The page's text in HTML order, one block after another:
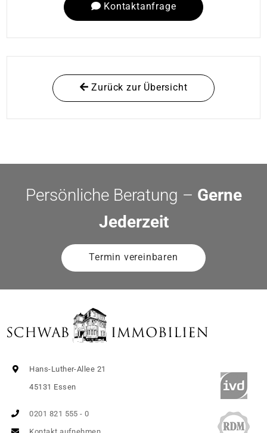
Kontaktanfrage
Zurück zur Übersicht
Persönliche Beratung – Gerne
Jederzeit
Termin vereinbaren
Hans-Luther-Allee 21
45131 Essen
0201 821 555 - 0
Kontakt aufnehmen